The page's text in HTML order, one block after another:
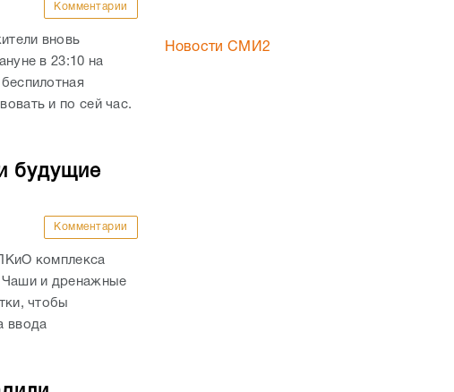
Комментарии
вновь
в 23:10 на
и по сей час.
будущие
Комментарии
комплекса
Чаши и дренажные
чтобы
ввода
Новости СМИ2